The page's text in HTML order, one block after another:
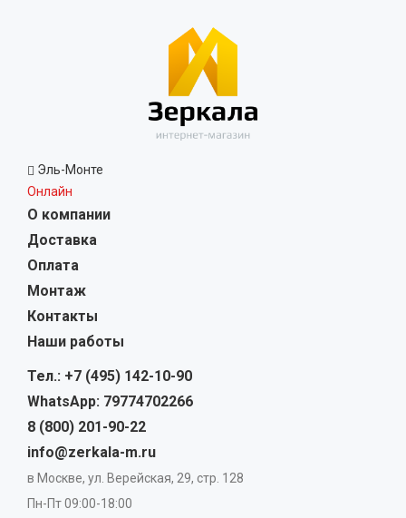
Эль-Монте
Онлайн
О компании
Доставка
Оплата
Монтаж
Контакты
Наши работы
Тел.: +7 (495) 142-10-90
WhatsApp: 79774702266
8 (800) 201-90-22
info@zerkala-m.ru
в Москве, ул. Верейская, 29, стр. 128
Пн-Пт 09:00-18:00